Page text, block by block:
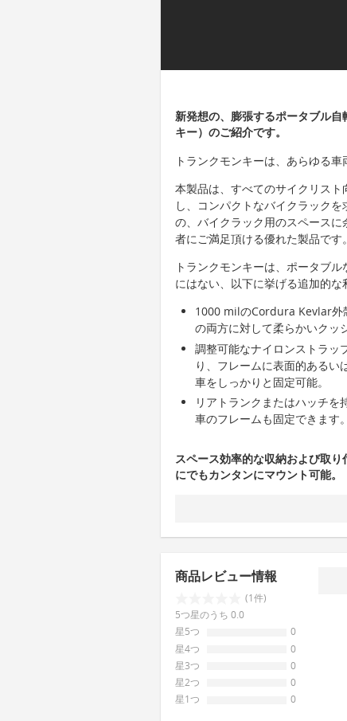
新発想の、膨張するポータブル
キー）のご紹介です。
トランクモンキーは、あらゆる
本製品は、すべてのサイクリス
し、コンパクトなバイクラック
の、バイクラック用のスペース
者にご満足頂ける優れた製品です。
トランクモンキーは、ポータブ
にはない、以下に挙げる追加的な
1000 milのCordura Kevlar外
の両方に対して柔らかいクッ
調整可能なナイロンストラッ
り、フレームに表面的ある
車をしっかりと固定可能。
リアトランクまたはハッチ
車のフレームも固定できます。
スペース効率的な収納および取
にでもカンタンにマウント可能。
商品レビュー情報
(1件)
5つ星のうち 0.0
星5つ
0
星4つ
0
星3つ
0
星2つ
0
星1つ
0